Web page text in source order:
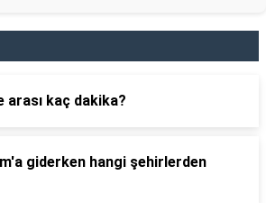
arası kaç dakika?
giderken hangi şehirlerden